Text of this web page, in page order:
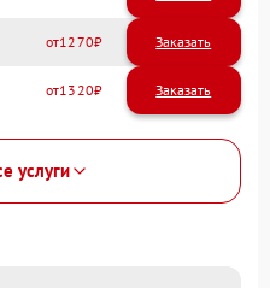
1270
1320
услуги